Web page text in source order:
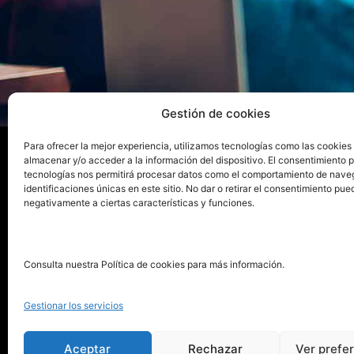
Gestión de cookies
Para ofrecer la mejor experiencia, utilizamos tecnologías como las cookies
almacenar y/o acceder a la información del dispositivo. El consentimiento
tecnologías nos permitirá procesar datos como el comportamiento de
identificaciones únicas en este sitio. No dar o retirar el consentimiento
negativamente a ciertas características y funciones.
Consulta nuestra Política de cookies para más información.
Gestionar los servicios
Aceptar Rechazar Ver
pionero de autoedición
911 413 306
info@puntorojolibros.com
La